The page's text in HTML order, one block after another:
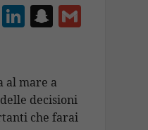
Li
e
dI
S
p
c
G
al mare a
decisioni
che farai